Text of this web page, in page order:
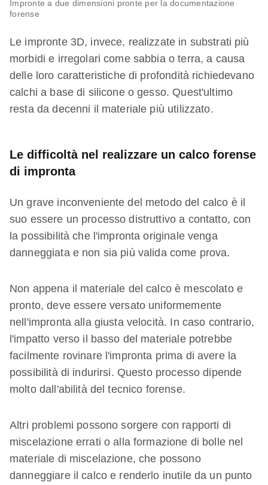
Impronte a due dimensioni pronte per la documentazione
forense
Le impronte 3D, invece, realizzate in substrati più
morbidi e irregolari come sabbia o terra, a causa
delle loro caratteristiche di profondità richiedevano
calchi a base di silicone o gesso. Quest'ultimo
resta da decenni il materiale più utilizzato.
Le difficoltà nel realizzare un calco forense
di impronta
Un grave inconveniente del metodo del calco è il
suo essere un processo distruttivo a contatto, con
la possibilità che l'impronta originale venga
danneggiata e non sia più valida come prova.
Non appena il materiale del calco è mescolato e
pronto, deve essere versato uniformemente
nell'impronta alla giusta velocità. In caso contrario,
l'impatto verso il basso del materiale potrebbe
facilmente rovinare l'impronta prima di avere la
possibilità di indurirsi. Questo processo dipende
molto dall'abilità del tecnico forense.
Altri problemi possono sorgere con rapporti di
miscelazione errati o alla formazione di bolle nel
materiale di miscelazione, che possono
danneggiare il calco e renderlo inutile da un punto